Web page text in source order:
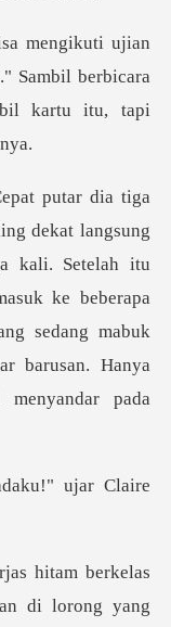
Sambil berbicara
kali. Setelah itu
ke beberapa
ujar Cl
di lorong yang